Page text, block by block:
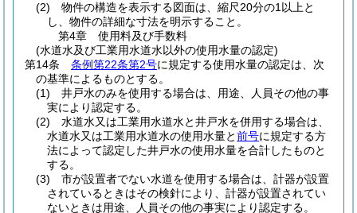
(2)
物件の構造を表示する図面は、縮尺20分の1以上と
し、物件の詳細な寸法を明示すること。
第4章
使用料及び手数料
(水道水及び工業用水道水以外の使用水量の認定)
第14条
条例第22条第2号に規定する使用水量の認定は、次
の基準によるものとする。
(1)
井戸水のみを使用する場合は、用途、人員その他の事
実により認定する。
(2)
水道水又は工業用水道水と井戸水を併用する場合は、
水道水又は工業用水道水の使用水量と前号に規定する方
法によって認定した井戸水の使用水量を合計したものと
する。
(3)
市が設置者でない水道を使用する場合は、計器が設置
されているときはその検針により、計器が設置されてい
ないときは用途、人員その他の事実により認定する。